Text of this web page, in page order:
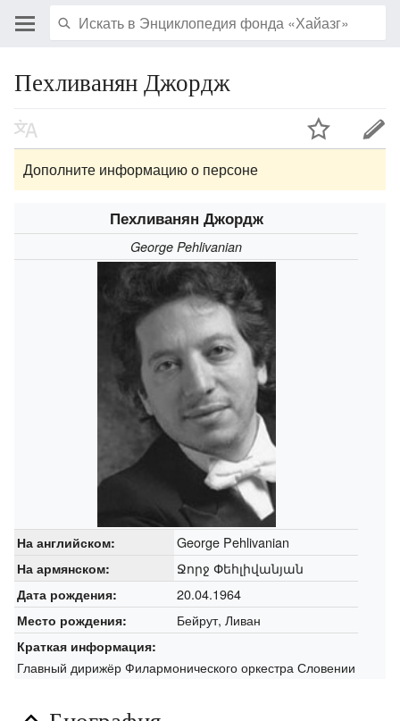
Пехливанян Джордж
Дополните информацию о персоне
Пехливанян Джордж
George Pehlivanian
На английском: George Pehlivanian
На армянском: Ջորջ Փեհլիվանյան
Дата рождения: 20.04.1964
Место рождения: Бейрут, Ливан
Краткая информация:
Главный дирижёр Филармонического оркестра Словении